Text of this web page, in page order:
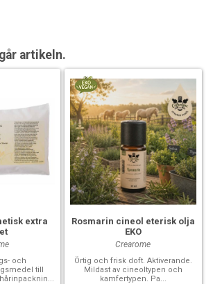
artikeln.
extra
och
till
Rosmarin cineol eterisk olja
EKO
Crearome
Örtig och frisk doft. Aktiverande.
Mildast av cineoltypen och
kamfertypen. Pa...